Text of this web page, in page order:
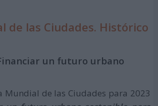
de las Ciudades. Histórico
un futuro urbano
Mundial de las Ciudades para 2023